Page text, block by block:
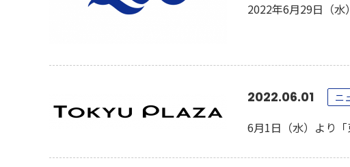
2022年6月29日（水
2022.06.01 ニ
6月1日（水）より